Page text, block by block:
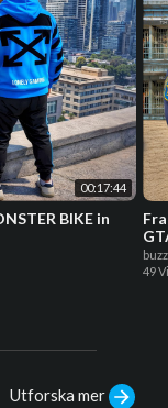
00:17:44
BIKE in
49
Utforska mer